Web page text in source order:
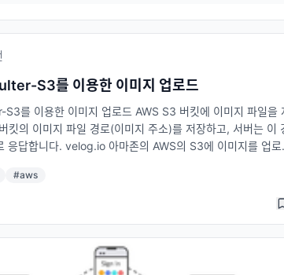
었는지 확인합니다.AWS 리전이 올바르게 선택되었는지 확
인합니다(이 경우 us-east-1). 2. Ro...
S3를 이용한 이미지 업로드
를 이용한 이미지 업로드 AWS S3 버킷에 이미지 파일을
킷의 이미지 파일 경로(이미지 주소)를 저장하고, 서버는 이
응답합니다. velog.io 아마존의 AWS의 S3에 이미지를 업로
구현하는 방법을 설명합니다😊 const multer = require('multe
= require('multer-s3'); const aws = require('aws-
NAME', acl: 'public-read', contentType:
key: function (req, file, cb) { cb(null,
#aws